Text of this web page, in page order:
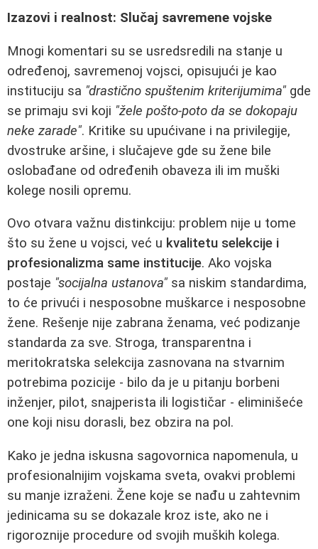
Izazovi i realnost: Slučaj savremene vojske
Mnogi komentari su se usredsredili na stanje u
određenoj, savremenoj vojsci, opisujući je kao
instituciju sa "drastično spuštenim kriterijumima" gde
se primaju svi koji "žele pošto-poto da se dokopaju
neke zarade". Kritike su upućivane i na privilegije,
dvostruke aršine, i slučajeve gde su žene bile
oslobađane od određenih obaveza ili im muški
kolege nosili opremu.
Ovo otvara važnu distinkciju: problem nije u tome
što su žene u vojsci, već u kvalitetu selekcije i
profesionalizma same institucije. Ako vojska
postaje "socijalna ustanova" sa niskim standardima,
to će privući i nesposobne muškarce i nesposobne
žene. Rešenje nije zabrana ženama, već podizanje
standarda za sve. Stroga, transparentna i
meritokratska selekcija zasnovana na stvarnim
potrebima pozicije - bilo da je u pitanju borbeni
inženjer, pilot, snajperista ili logističar - eliminišeće
one koji nisu dorasli, bez obzira na pol.
Kako je jedna iskusna sagovornica napomenula, u
profesionalnijim vojskama sveta, ovakvi problemi
su manje izraženi. Žene koje se nađu u zahtevnim
jedinicama su se dokazale kroz iste, ako ne i
rigoroznije procedure od svojih muških kolega.